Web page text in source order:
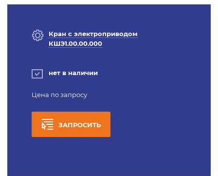
Кран с электроприводом
КШЭ1.00.00.000
нет в наличии
Цена по запросу
ЗАПРОСИТЬ